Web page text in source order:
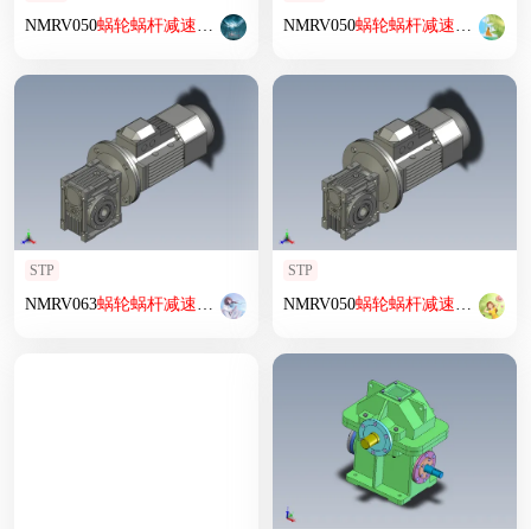
NMRV050蜗轮蜗杆减速机 [RV50-E-10-SZ]
NMRV050蜗轮蜗杆减速机 [RV50-
STP
NMRV063蜗轮蜗杆减速机 RV63-20-15kW
STP
NMRV050蜗轮蜗杆减速机 RV50-